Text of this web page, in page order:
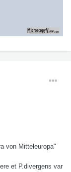
von Mitteleuropa"
et P.divergens var